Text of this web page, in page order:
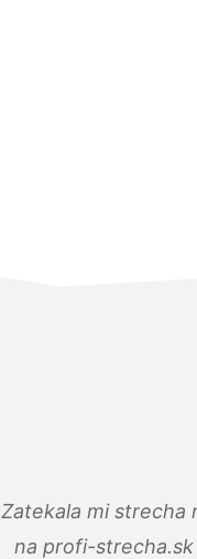
Zatekala mi strecha
na profi-strecha.sk